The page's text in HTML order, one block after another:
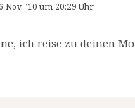
Nov. ’10 um 20:29 Uhr
ich reise zu deinen